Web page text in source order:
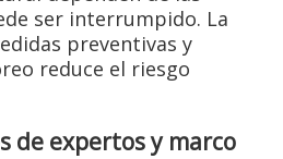
ser interrumpido. La
preventivas y
reduce el riesgo
de expertos y marco